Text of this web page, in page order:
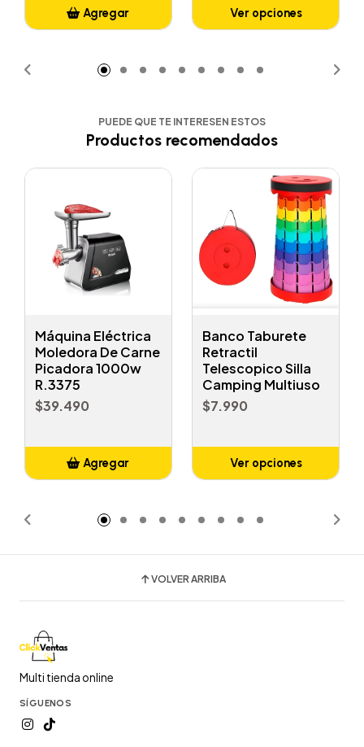
Agregar Ver opciones
PUEDE QUE TE INTERESEN ESTOS
Productos recomendados
Máquina Eléctrica
Moledora De Carne
Picadora 1000w
R.3375
$39.490
Agregar
Banco Taburete
Retractil
Telescopico Silla
Camping Multiuso
$7.990
Ver opciones
VOLVER ARRIBA
Multi tienda online
SÍGUENOS